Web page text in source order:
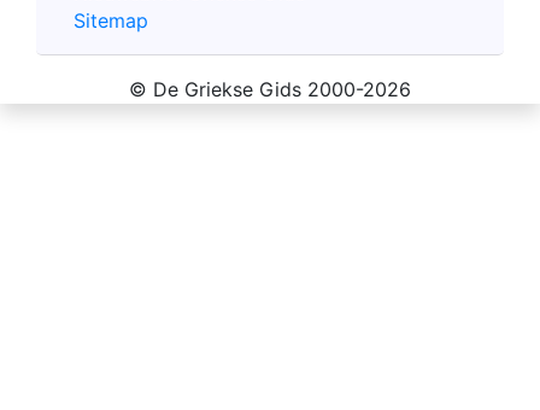
Sitemap
© De Griekse Gids 2000-2026